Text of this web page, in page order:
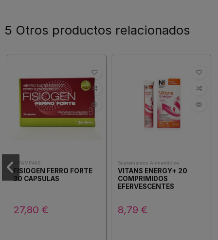
5 Otros productos relacionados
VITAMINAS
FISIOGEN FERRO FORTE
30 CAPSULAS
27,80 €
Suplementos Alimenticios
VITANS ENERGY+ 20
COMPRIMIDOS
EFERVESCENTES
8,79 €